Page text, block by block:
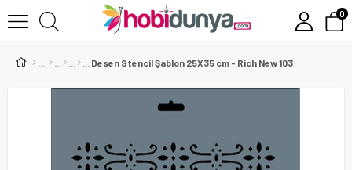
0
Desen Stencil Şablon 25X35 cm - Rich New 103